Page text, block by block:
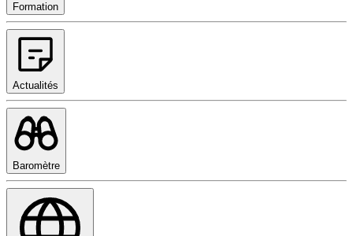
Formation
Actualités
Baromètre